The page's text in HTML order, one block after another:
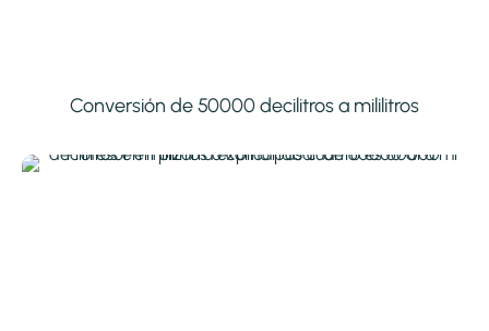
Conversión de 50000 decilitros a mililitros